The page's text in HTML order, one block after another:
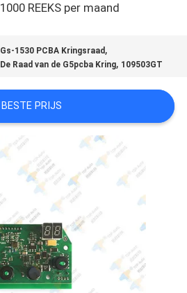
1000 REEKS per maand
Gs-1530 PCBA Kringsraad ,
De Raad van de G5pcba Kring, 109503GT
BESTE PRIJS